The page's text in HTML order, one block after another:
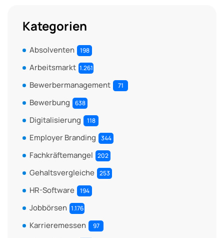
Kategorien
Absolventen 198
Arbeitsmarkt 1.261
Bewerbermanagement 71
Bewerbung 638
Digitalisierung 118
Employer Branding 344
Fachkräftemangel 202
Gehaltsvergleiche 253
HR-Software 194
Jobbörsen 1.176
Karrieremessen 97